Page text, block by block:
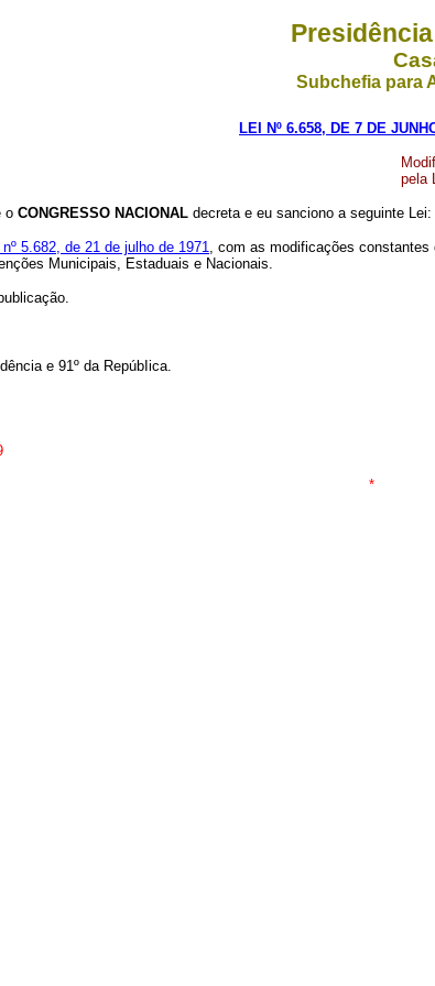
Subchefia para
LEI Nº 6.658, DE 7 DE
pela
o CONGRESSO NACIONAL decreta e eu sanciono a seguinte Lei:
5.682, de 21 de julho de 1971, com as modificações constantes
Municipais, Estaduais e Nacionais.
e 91º da RepúbIica.
*